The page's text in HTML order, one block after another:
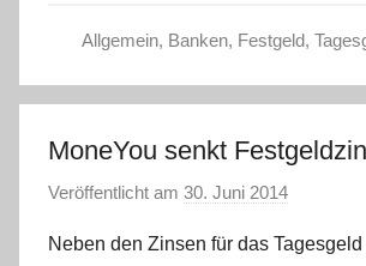
Allgemein, Banken, Festgeld,
MoneYou senkt
Veröffentlicht am 30. Juni 2014
n
Neben den Zinsen für das